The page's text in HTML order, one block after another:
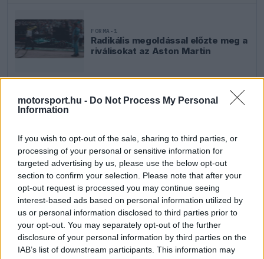
motorsport.hu - Do Not Process My Personal
Information
If you wish to opt-out of the sale, sharing to third parties, or
processing of your personal or sensitive information for
targeted advertising by us, please use the below opt-out
section to confirm your selection. Please note that after your
opt-out request is processed you may continue seeing
interest-based ads based on personal information utilized by
us or personal information disclosed to third parties prior to
your opt-out. You may separately opt-out of the further
disclosure of your personal information by third parties on the
IAB’s list of downstream participants. This information may
FORMA-1
Radikális megoldással előzte meg a
riválisokat az Aston Martin
FORMA-1
FORMA-1
Újabb amerikai helyszín csábítaná
magához a Forma–1-et